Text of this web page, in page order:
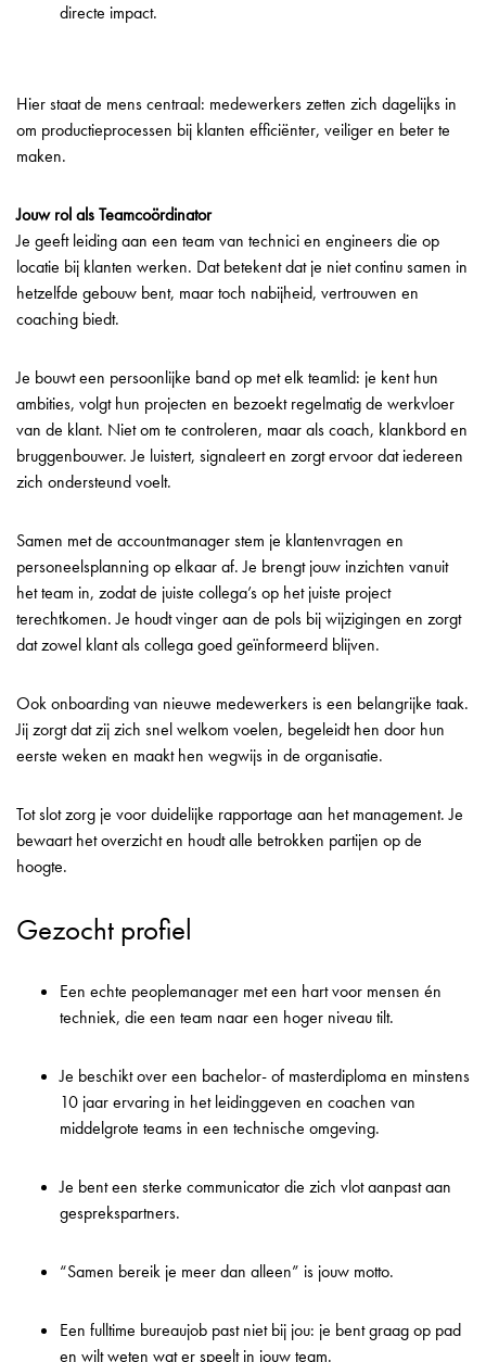
directe impact.
Hier staat de mens centraal: medewerkers zetten zich dagelijks in
om productieprocessen bij klanten efficiënter, veiliger en beter te
maken.
Jouw rol als Teamcoördinator
Je geeft leiding aan een team van technici en engineers die op
locatie bij klanten werken. Dat betekent dat je niet continu samen in
hetzelfde gebouw bent, maar toch nabijheid, vertrouwen en
coaching biedt.
Je bouwt een persoonlijke band op met elk teamlid: je kent hun
ambities, volgt hun projecten en bezoekt regelmatig de werkvloer
van de klant. Niet om te controleren, maar als coach, klankbord en
bruggenbouwer. Je luistert, signaleert en zorgt ervoor dat iedereen
zich ondersteund voelt.
Samen met de accountmanager stem je klantenvragen en
personeelsplanning op elkaar af. Je brengt jouw inzichten vanuit
het team in, zodat de juiste collega’s op het juiste project
terechtkomen. Je houdt vinger aan de pols bij wijzigingen en zorgt
dat zowel klant als collega goed geïnformeerd blijven.
Ook onboarding van nieuwe medewerkers is een belangrijke taak.
Jij zorgt dat zij zich snel welkom voelen, begeleidt hen door hun
eerste weken en maakt hen wegwijs in de organisatie.
Tot slot zorg je voor duidelijke rapportage aan het management. Je
bewaart het overzicht en houdt alle betrokken partijen op de
hoogte.
Gezocht profiel
Een echte peoplemanager met een hart voor mensen én
techniek, die een team naar een hoger niveau tilt.
Je beschikt over een bachelor- of masterdiploma en minstens
10 jaar ervaring in het leidinggeven en coachen van
middelgrote teams in een technische omgeving.
Je bent een sterke communicator die zich vlot aanpast aan
gesprekspartners.
“Samen bereik je meer dan alleen” is jouw motto.
Een fulltime bureaujob past niet bij jou: je bent graag op pad
en wilt weten wat er speelt in jouw team.